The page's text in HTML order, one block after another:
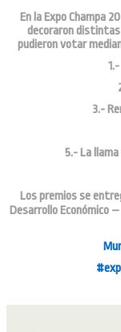
En la Expo Champa
decoraron
pudieron votar
3.-
5.- La
Los premios se
Desarrollo Económico